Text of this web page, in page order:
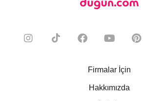
Firmalar İçin
Hakkımızda